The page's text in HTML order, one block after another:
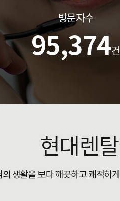
방문자수
95,374건